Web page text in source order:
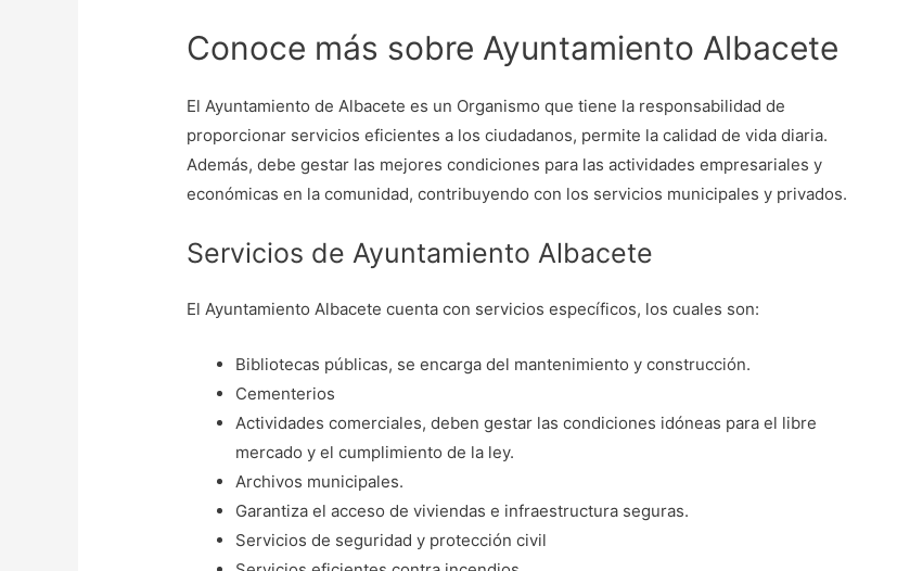
Conoce más sobre Ayuntamiento Albacete
El Ayuntamiento de Albacete es un Organismo que tiene la responsabilidad de
proporcionar servicios eficientes a los ciudadanos, permite la calidad de vida diaria.
Además, debe gestar las mejores condiciones para las actividades empresariales y
económicas en la comunidad, contribuyendo con los servicios municipales y privados.
Servicios de Ayuntamiento Albacete
El Ayuntamiento Albacete cuenta con servicios específicos, los cuales son:
Bibliotecas públicas, se encarga del mantenimiento y construcción.
Cementerios
Actividades comerciales, deben gestar las condiciones idóneas para el libre
mercado y el cumplimiento de la ley.
Archivos municipales.
Garantiza el acceso de viviendas e infraestructura seguras.
Servicios de seguridad y protección civil